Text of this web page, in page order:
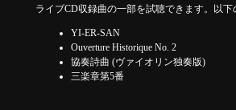
ライブCD収録曲の一部を試聴できます。以下
YI-ER-SAN
Ouverture Historique No. 2
協奏詩曲 (ヴァイオリン独奏版)
三楽章第5番